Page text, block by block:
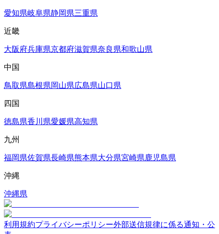
愛知県岐阜県静岡県三重県
近畿
大阪府兵庫県京都府滋賀県奈良県和歌山県
中国
鳥取県島根県岡山県広島県山口県
四国
徳島県香川県愛媛県高知県
九州
福岡県佐賀県長崎県熊本県大分県宮崎県鹿児島県
沖縄
沖縄県
利用規約プライバシーポリシー外部送信規律に係る通知・公